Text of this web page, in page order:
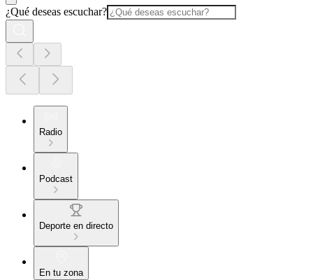
¿Qué deseas escuchar?
Radio
Podcast
Deporte en directo
En tu zona